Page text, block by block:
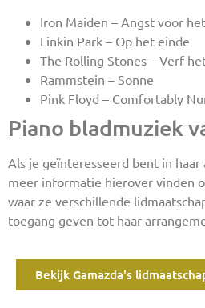
Iron Maiden – Angst voor
Linkin Park – Op het einde
The Rolling Stones – Verf
Rammstein – Sonne
Pink Floyd – Comfortably
Piano bladmuziek
Als je geïnteresseerd bent in
meer informatie hierover vinden
waar ze verschillende
toegang geven tot haar
Bekijk Gamazda's